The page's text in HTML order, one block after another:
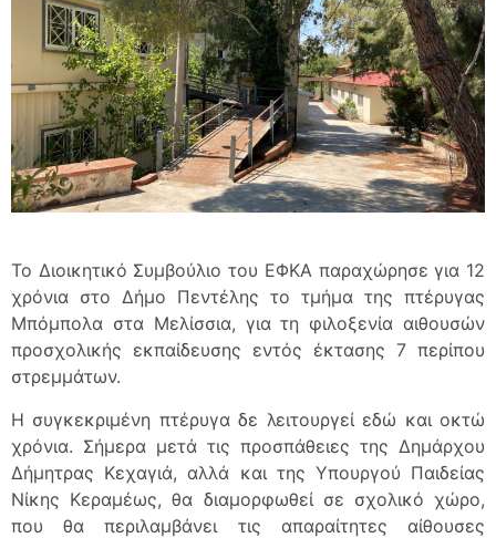
Το Διοικητικό Συμβούλιο του ΕΦΚΑ παραχώρησε για 12
χρόνια στο Δήμο Πεντέλης το τμήμα της πτέρυγας
Μπόμπολα στα Μελίσσια, για τη φιλοξενία αιθουσών
προσχολικής εκπαίδευσης εντός έκτασης 7 περίπου
στρεμμάτων.
Η συγκεκριμένη πτέρυγα δε λειτουργεί εδώ και οκτώ
χρόνια. Σήμερα μετά τις προσπάθειες της Δημάρχου
Δήμητρας Κεχαγιά, αλλά και της Υπουργού Παιδείας
Νίκης Κεραμέως, θα διαμορφωθεί σε σχολικό χώρο,
που θα περιλαμβάνει τις απαραίτητες αίθουσες